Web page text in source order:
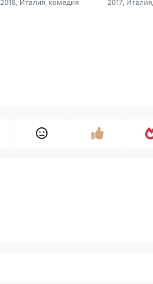
2018, Италия, комедия 2017,